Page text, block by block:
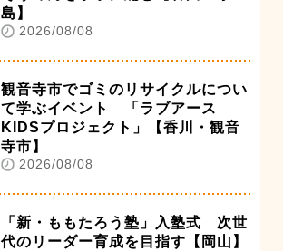
島】
2026/08/08
観音寺市でゴミのリサイクルについ
て学ぶイベント 「ラブアース
KIDSプロジェクト」【香川・観音
寺市】
2026/08/08
「新・ももたろう塾」入塾式 次世
代のリーダー育成を目指す【岡山】